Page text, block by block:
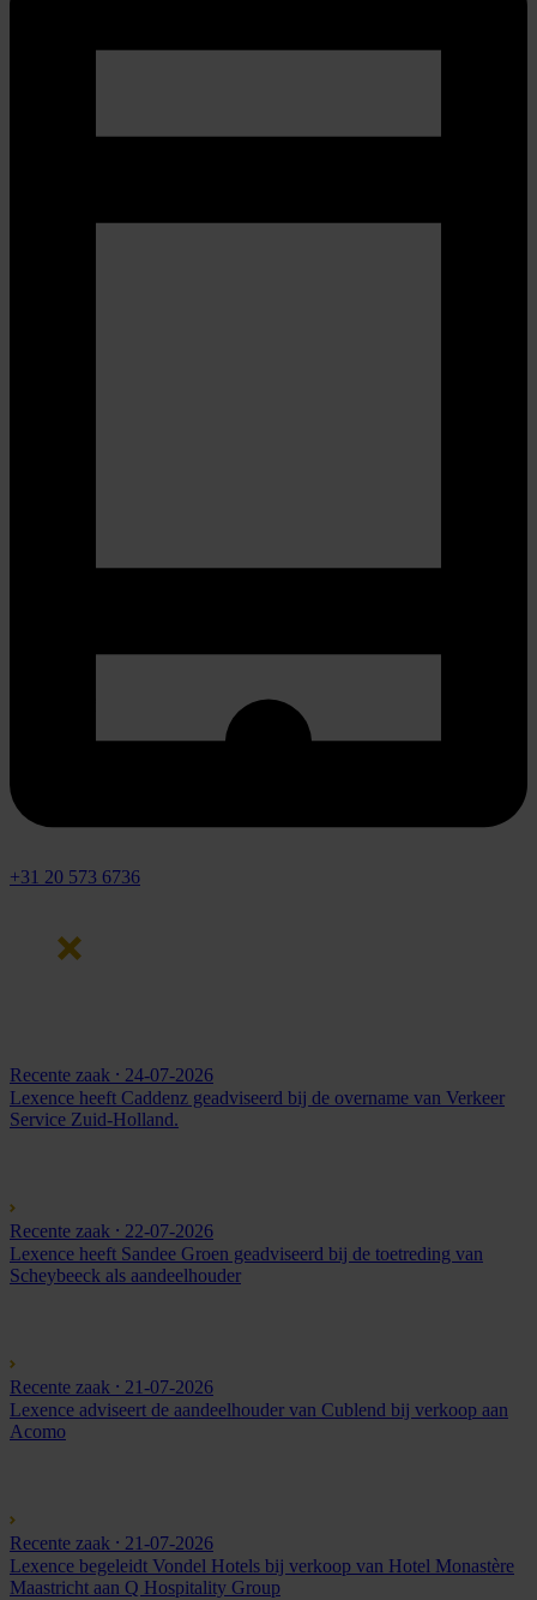
+31 20 573 6736
Recente zaak ⸱ 24-07-2026
Lexence heeft Caddenz geadviseerd bij de overname van Verkeer
Service Zuid-Holland.
Recente zaak ⸱ 22-07-2026
Lexence heeft Sandee Groen geadviseerd bij de toetreding van
Scheybeeck als aandeelhouder
Recente zaak ⸱ 21-07-2026
Lexence adviseert de aandeelhouder van Cublend bij verkoop aan
Acomo
Recente zaak ⸱ 21-07-2026
Lexence begeleidt Vondel Hotels bij verkoop van Hotel Monastère
Maastricht aan Q Hospitality Group